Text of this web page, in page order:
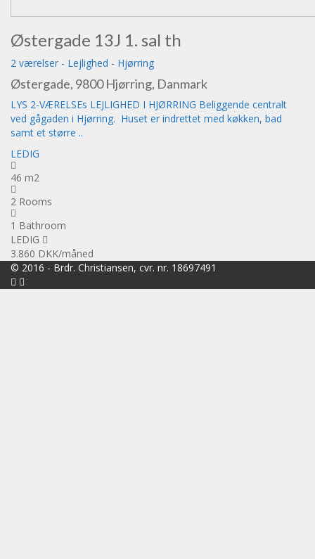
Østergade 13J 1. sal th
2 værelser - Lejlighed - Hjørring
Østergade, 9800 Hjørring, Danmark
LYS 2-VÆRELSEs LEJLIGHED I HJØRRING Beliggende centralt
ved gågaden i Hjørring. Huset er indrettet med køkken, bad
samt et større ..
LEDIG
46 m2
2 Rooms
1 Bathroom
LEDIG
3.860 DKK/måned
© 2016 - Brdr. Christiansen, cvr. nr. 18697491